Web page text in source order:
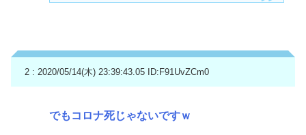
2 : 2020/05/14(木) 23:39:43.05 ID:F91UvZCm0
でもコロナ死じゃないですｗ